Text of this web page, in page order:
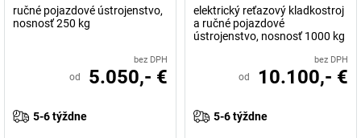
ručné pojazdové ústrojenstvo,
nosnosť 250 kg
bez DPH
od 5.050,- €
5-6 týždne
elektrický reťazový kladkostroj
a ručné pojazdové
ústrojenstvo, nosnosť 1000 kg
bez DPH
od 10.100,- €
5-6 týždne